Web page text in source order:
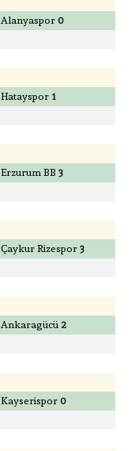
Alanyaspor 0
Hatayspor 1
Erzurum BB 3
Çaykur Rizespor 3
Ankaragücü 2
Kayserispor 0